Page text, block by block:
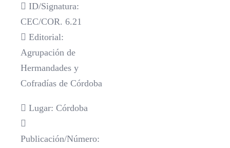
ID/Signatura:
CEC/COR. 6.21
Editorial:
Agrupación de
Hermandades y
Cofradías de Córdoba
Lugar: Córdoba
Publicación/Número: